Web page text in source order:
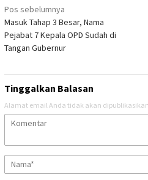
Navigasi
pos
Pos sebelumnya
Masuk Tahap 3 Besar, Nama
Pejabat 7 Kepala OPD Sudah di
Tangan Gubernur
Tinggalkan Balasan
Alamat email Anda tidak akan